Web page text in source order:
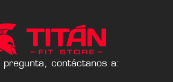
pregunta, contáctanos a: